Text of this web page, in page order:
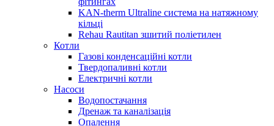
KAN-therm Ultraline система на натяжному
кільці
Rehau Rautitan зшитий поліетилен
Котли
Газові конденсаційні котли
Твердопаливні котли
Електричні котли
Насоси
Водопостачання
Дренаж та каналізація
Опалення